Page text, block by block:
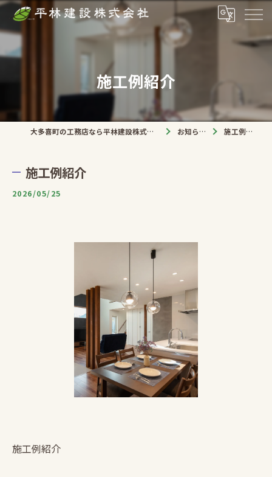
施工例紹介
大多喜町の工務店なら平林建設株式会社 お知らせ 施工例紹介
施工例紹介
2026/05/25
施工例紹介